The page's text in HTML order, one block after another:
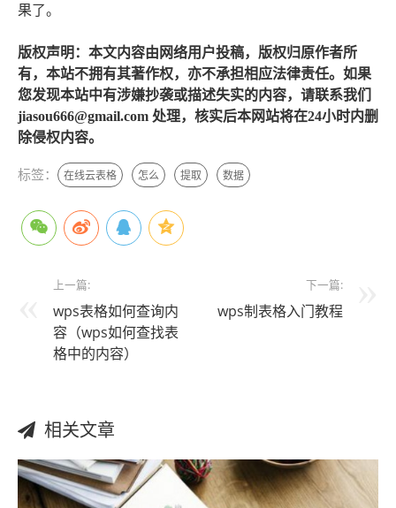
果了。
版权声明：本文内容由网络用户投稿，版权归原作者所
有，本站不拥有其著作权，亦不承担相应法律责任。如果
您发现本站中有涉嫌抄袭或描述失实的内容，请联系我们
jiasou666@gmail.com 处理，核实后本网站将在24小时内删
除侵权内容。
标签： 在线云表格 怎么 提取 数据
上一篇:
wps表格如何查询内
容（wps如何查找表
格中的内容）
下一篇:
wps制表格入门教程
相关文章